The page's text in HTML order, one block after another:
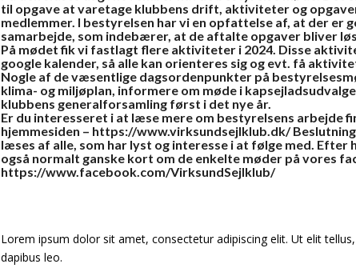
til opgave at varetage klubbens drift, aktiviteter og
medlemmer. I bestyrelsen har vi en opfattelse af, at der er
samarbejde, som indebærer, at de aftalte opgaver bliver
På mødet fik vi fastlagt flere aktiviteter i 2024. Disse
google kalender, så alle kan orienteres sig og evt. få
Nogle af de væsentlige dagsordenpunkter på
klima- og miljøplan, informere om møde i
klubbens generalforsamling først i det nye år.
Er du interesseret i at læse mere om bestyrelsens arbejde
hjemmesiden – https://www.virksundsejlklub.dk/
læses af alle, som har lyst og interesse i at følge med.
også normalt ganske kort om de enkelte møder på vores
https://www.facebook.com/VirksundSejlklub/
Lorem ipsum dolor sit amet, consectetur adipiscing elit. Ut elit
dapibus leo.